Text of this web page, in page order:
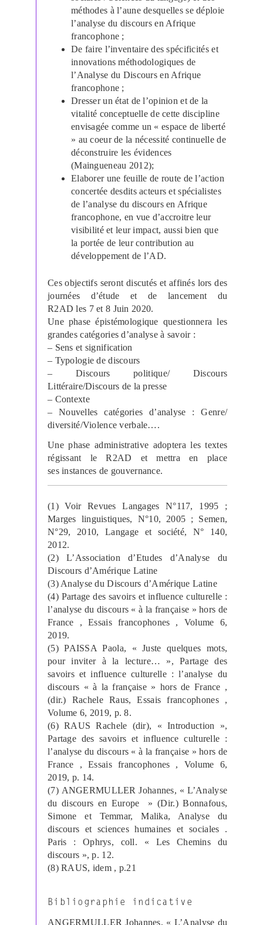
méthodes à l’aune desquelles sedéploie
l’analyse du discours en Afrique
francophone ;
De faire l’inventaire des spécificités et
innovations méthodologiques de
l’Analyse du Discours en Afrique
francophone ;
Dresser un état de l’opinion et de la
vitalité conceptuelle de cette discipline
envisagée comme un « espace de liberté
» au coeur de la nécessité continuelle de
déconstruire les évidences
(Maingueneau 2012);
Elaborer une feuille de route de l’action
concertée desdits acteurs et spécialistes
de l’analyse du discours en Afrique
francophone, en vue d’accroitre leur
visibilité et leur impact, aussi bien que
la portée de leur contribution au
développement de l’AD.
Ces objectifs seront discutés et affinés lors des
journées d’étude et de lancement du
R2AD les 7 et 8 Juin 2020.
Une phase épistémologique questionnera les
grandes catégories d’analyse à savoir :
– Sens et signification
– Typologie de discours
– Discours politique/ Discours
Littéraire/Discours de la presse
– Contexte
– Nouvelles catégories d’analyse : Genre/
diversité/Violence verbale….
Une phase administrative adoptera les textes
régissant le R2AD et mettra en place
ses instances de gouvernance.
(1) Voir Revues Langages N°117, 1995 ;
Marges linguistiques, N°10, 2005 ; Semen,
N°29, 2010, Langage et société, N° 140,
2012.
(2) L’Association d’Etudes d’Analyse du
Discours d’Amérique Latine
(3) Analyse du Discours d’Amérique Latine
(4) Partage des savoirs et influence culturelle :
l’analyse du discours « à la française » hors de
France , Essais francophones , Volume 6,
2019.
(5) PAISSA Paola, « Juste quelques mots,
pour inviter à la lecture… », Partage des
savoirs et influence culturelle : l’analyse du
discours « à la française » hors de France ,
(dir.) Rachele Raus, Essais francophones ,
Volume 6, 2019, p. 8.
(6) RAUS Rachele (dir), « Introduction »,
Partage des savoirs et influence culturelle :
l’analyse du discours « à la française » hors de
France , Essais francophones , Volume 6,
2019, p. 14.
(7) ANGERMULLER Johannes, « L’Analyse
du discours en Europe
» (Dir.) Bonnafous,
Simone et Temmar, Malika, Analyse du
discours et sciences humaines et sociales .
Paris : Ophrys, coll. « Les Chemins du
discours », p. 12.
(8) RAUS, idem , p.21
Bibliographie indicative
ANGERMULLER Johannes, « L’Analyse du